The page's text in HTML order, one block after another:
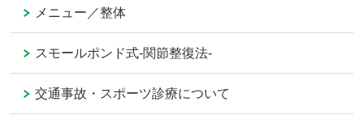
メニュー／整体
スモールポンド式-関節整復法-
交通事故・スポーツ診療について